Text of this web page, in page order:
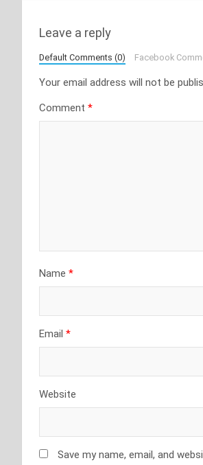
Leave a reply
Default Comments (0) Facebook
Your email address will not be
Comment *
Name *
Email *
Website
Save my name, email, and